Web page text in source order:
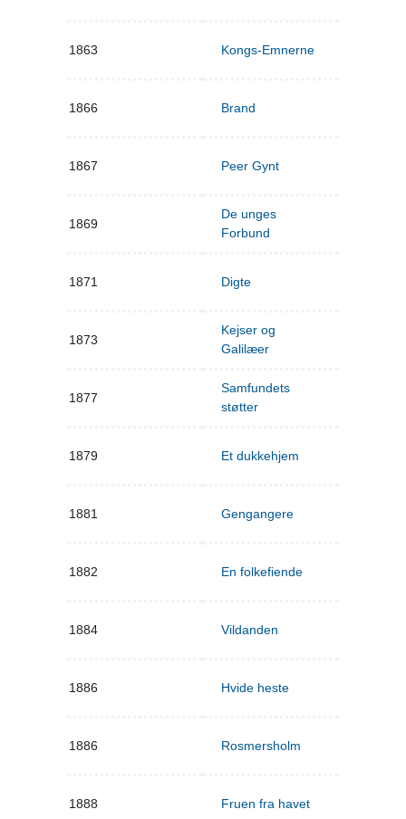
1863 Kongs-Emnerne
1866 Brand
1867 Peer Gynt
1869
De unges
Forbund
1871 Digte
1873
Kejser og
Galilæer
1877
Samfundets
støtter
1879 Et dukkehjem
1881 Gengangere
1882 En folkefiende
1884 Vildanden
1886 Hvide heste
1886 Rosmersholm
1888 Fruen fra havet